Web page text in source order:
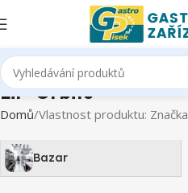
Lil´ Orbits
Domů Vlastnost produktu: Značka
Bazar